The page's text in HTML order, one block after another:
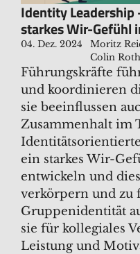
Identity
starkes Wir-Gefühl
04. Dez. 2024
Moritz
Colin Roth
Führungskräfte
und koordinieren
sie beeinflussen
Zusammenhalt im
ein starkes Wir-
entwickeln und
verkörpern und zu
Gruppenidentität
sie für kollegiales
Leistung und